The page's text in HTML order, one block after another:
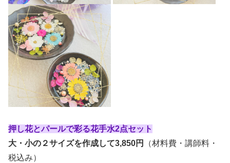
押し花とパールで彩る花手水2点セット
大・小の２サイズを作成して3,850円
（材料費・講師料・
税込み）